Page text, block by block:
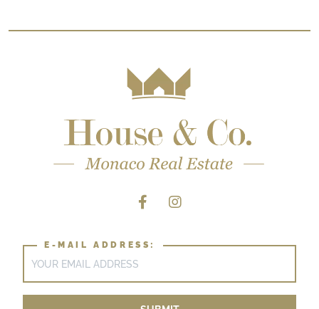
E-MAIL ADDRESS: